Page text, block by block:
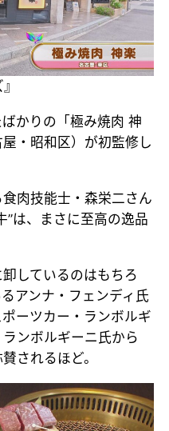
かりの「極み焼肉 神
・昭和区）が初監修し
肉技能士・森栄二さん
”は、まさに至高の逸品
しているのはもちろ
アンナ・フェンディ氏
ーツカー・ランボルギ
ンボルギーニ氏から
されるほど。